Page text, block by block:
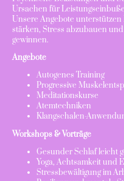
Ursachen für
Unsere Angebote
stärken, Stress abzubauen
gewinnen.
Angebote
Autogenes Training
Progressive
Meditationskurse
Atemtechniken
Klangschalen-
Workshops & Vorträge
Gesunder Schlaf leicht
Yoga, Achtsamkeit und
Stressbewältigung im